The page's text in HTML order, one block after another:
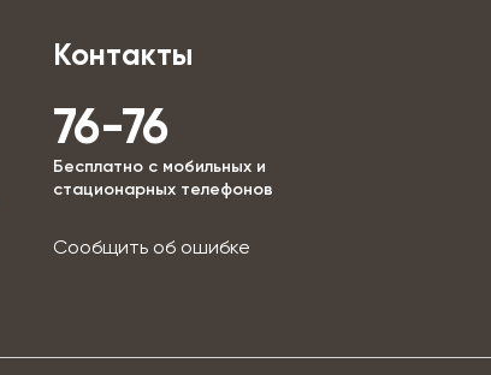
Контакты
76-76
Бесплатно с мобильных и
стационарных телефонов
Сообщить об ошибке